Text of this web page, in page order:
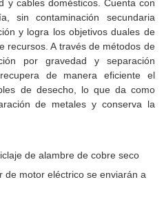
y cables domésticos. Cuenta con
sin contaminación secundaria
y logra los objetivos duales de
recursos. A través de métodos de
por gravedad y separación
de manera eficiente el
de desecho, lo que da como
de metales y conserva la
de alambre de cobre seco
motor eléctrico se enviarán a